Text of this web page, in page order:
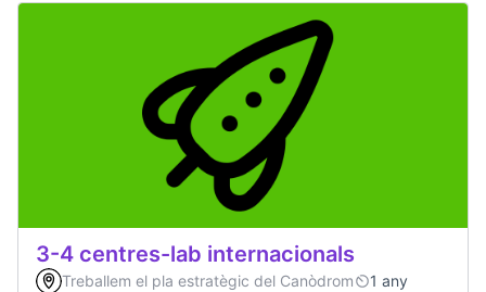
3-4 centres-lab internacionals
Treballem el pla estratègic del Canòdrom
1 any